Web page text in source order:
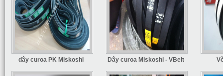
dây curoa PK Miskoshi Dây curoa Miskoshi - VBelt